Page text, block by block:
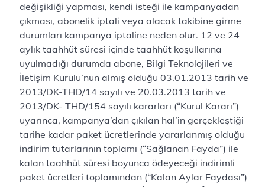
değişikliği yapması, kendi isteği ile kampanyadan
çıkması, abonelik iptali veya alacak takibine girme
durumları kampanya iptaline neden olur. 12 ve 24
aylık taahhüt süresi içinde taahhüt koşullarına
uyulmadığı durumda abone, Bilgi Teknolojileri ve
İletişim Kurulu’nun almış olduğu 03.01.2013 tarih ve
2013/DK-THD/14 sayılı ve 20.03.2013 tarih ve
2013/DK- THD/154 sayılı kararları (“Kurul Kararı”)
uyarınca, kampanya’dan çıkılan hal’in gerçekleştiği
tarihe kadar paket ücretlerinde yararlanmış olduğu
indirim tutarlarının toplamı (“Sağlanan Fayda”) ile
kalan taahhüt süresi boyunca ödeyeceği indirimli
paket ücretleri toplamından (“Kalan Aylar Faydası”)